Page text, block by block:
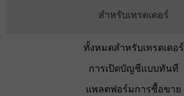
สำหรับเทรดเดอร์
ทั้งหมดสำหรับเทรดเดอร์
การเปิดบัญชีแบบทันที
แพลตฟอร์มการซื้อขาย